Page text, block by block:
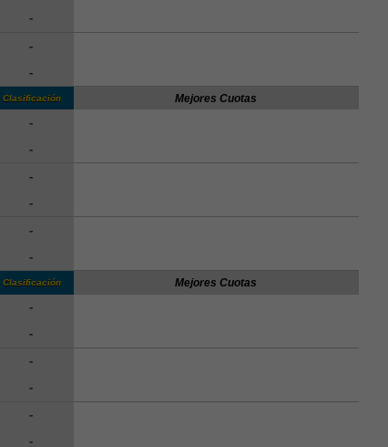
-
-
-
Mejores Cuotas
Clasificación
-
-
-
-
-
-
Mejores Cuotas
Clasificación
-
-
-
-
-
-